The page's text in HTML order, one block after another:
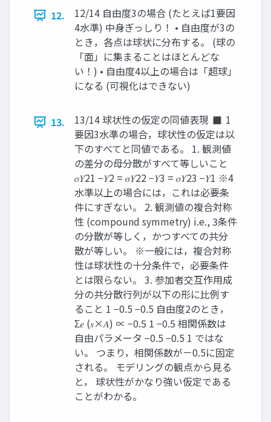
12.
12/14 自由度3の場合 (たとえば1要因
4水準) 中身ぎっしり！ • 自由度が3の
とき，各点は球状に分布する。 (球の
「面」に集まることはほとんどな
い！) • 自由度4以上の場合は「超球」
になる (可視化はできない)
13.
13/14 球状性の仮定の同値表現 ◼ 1
要因3水準の場合，球状性の仮定は以
下のすべてと同値である。 1. 観測値
の差分の母分散がすべて等しいこと
𝜎𝑌21 −𝑌2 = 𝜎𝑌22 −𝑌3 = 𝜎𝑌23 −𝑌1 ※4
水準以上の場合には，これは必要条
件にすぎない。 2. 観測値の複合対称
性 (compound symmetry) i.e., 3条件
の分散が等しく，かつすべての共分
散が等しい。 ※一般には，複合対称
性は球状性の十分条件で，必要条件
とは限らない。 3. 参加者交互作用成
分の共分散行列が以下の形に比例す
ること 1 −0.5 −0.5 自由度2のとき，
Σ𝑒 (𝑠×𝐴) ∝ −0.5 1 −0.5 相関係数は
自由パラメータ −0.5 −0.5 1 ではな
い。 つまり，相関係数が－0.5に固定
される。 モデリングの観点から見る
と， 球状性がかなり強い仮定である
ことがわかる。